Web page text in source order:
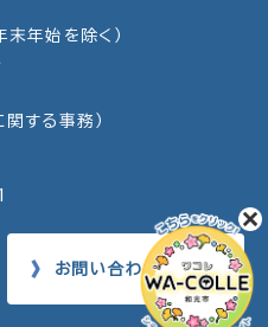
末年始を除く）
する事務）
お問い合わせ